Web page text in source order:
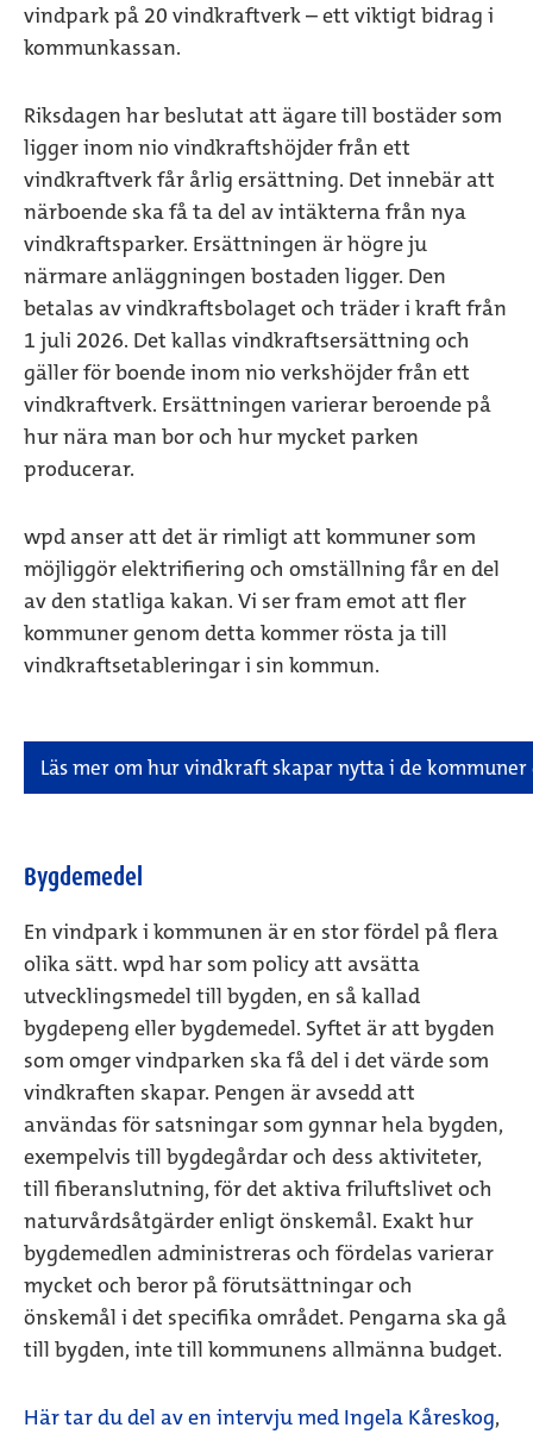
vindpark på 20 vindkraftverk – ett viktigt bidrag i
kommunkassan.
Riksdagen har beslutat att ägare till bostäder som
ligger inom nio vindkraftshöjder från ett
vindkraftverk får årlig ersättning. Det innebär att
närboende ska få ta del av intäkterna från nya
vindkraftsparker. Ersättningen är högre ju
närmare anläggningen bostaden ligger. Den
betalas av vindkraftsbolaget och träder i kraft från
1 juli 2026. Det kallas vindkraftsersättning och
gäller för boende inom nio verkshöjder från ett
vindkraftverk. Ersättningen varierar beroende på
hur nära man bor och hur mycket parken
producerar.
wpd anser att det är rimligt att kommuner som
möjliggör elektrifiering och omställning får en del
av den statliga kakan. Vi ser fram emot att fler
kommuner genom detta kommer rösta ja till
vindkraftsetableringar i sin kommun.
Läs mer om hur vindkraft skapar nytta i de kommuner
Bygdemedel
En vindpark i kommunen är en stor fördel på flera
olika sätt. wpd har som policy att avsätta
utvecklingsmedel till bygden, en så kallad
bygdepeng eller bygdemedel. Syftet är att bygden
som omger vindparken ska få del i det värde som
vindkraften skapar. Pengen är avsedd att
användas för satsningar som gynnar hela bygden,
exempelvis till bygdegårdar och dess aktiviteter,
till fiberanslutning, för det aktiva friluftslivet och
naturvårdsåtgärder enligt önskemål. Exakt hur
bygdemedlen administreras och fördelas varierar
mycket och beror på förutsättningar och
önskemål i det specifika området. Pengarna ska gå
till bygden, inte till kommunens allmänna budget.
Här tar du del av en intervju med Ingela Kåreskog,